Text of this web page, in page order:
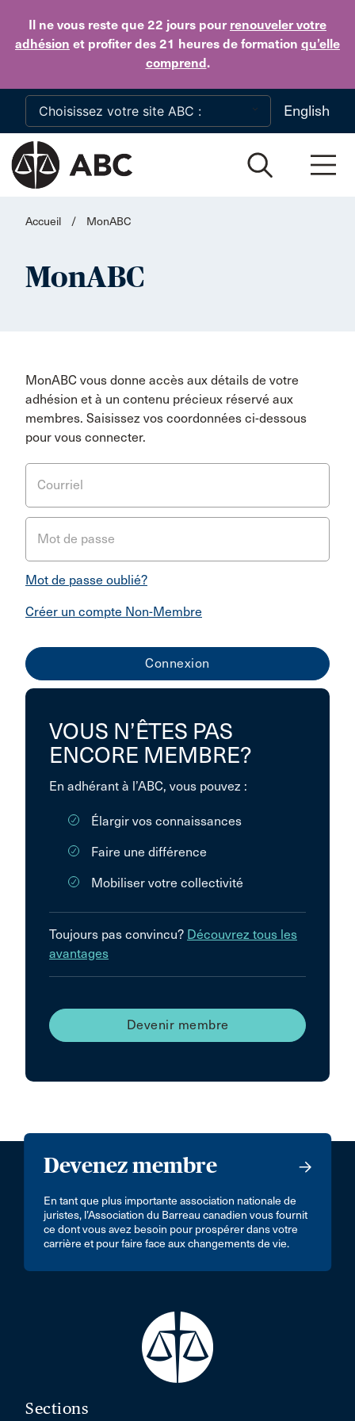
Il ne vous reste que 22 jours pour renouveler votre
adhésion et profiter des 21 heures de formation qu’elle
comprend.
Skip to main content
English
Accueil / MonABC
MonABC
MonABC vous donne accès aux détails de votre
adhésion et à un contenu précieux réservé aux
membres. Saisissez vos coordonnées ci-dessous
pour vous connecter.
Courriel
Mot de passe
Mot de passe oublié?
Créer un compte Non-Membre
VOUS N’ÊTES PAS
ENCORE MEMBRE?
En adhérant à l’ABC, vous pouvez :
Élargir vos connaissances
Faire une différence
Mobiliser votre collectivité
Toujours pas convincu? Découvrez tous les
avantages
Devenir membre
Devenez membre
En tant que plus importante association nationale de
juristes, l’Association du Barreau canadien vous fournit
ce dont vous avez besoin pour prospérer dans votre
carrière et pour faire face aux changements de vie.
Sections